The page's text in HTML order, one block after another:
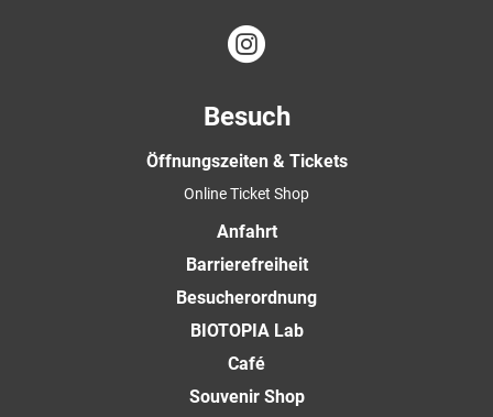
Besuch
Öffnungszeiten & Tickets
Online Ticket Shop
Anfahrt
Barrierefreiheit
Besucherordnung
BIOTOPIA Lab
Café
Souvenir Shop